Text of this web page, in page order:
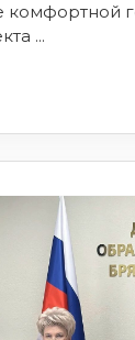
...